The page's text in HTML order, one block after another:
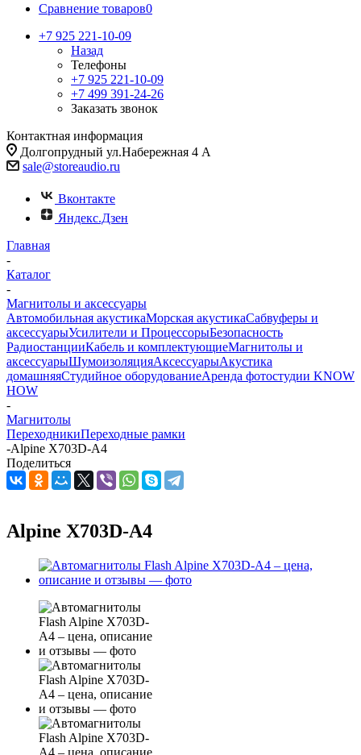
Сравнение товаров0
+7 925 221-10-09
Назад
Телефоны
+7 925 221-10-09
+7 499 391-24-26
Заказать звонок
Контактная информация
Долгопрудный ул.Набережная 4 А
sale@storeaudio.ru
Вконтакте
Яндекс.Дзен
Главная
-
Каталог
-
Магнитолы и аксессуары
Автомобильная акустикаМорская акустикаСабвуферы и
аксессуарыУсилители и ПроцессорыБезопасность
РадиостанцииКабель и комплектующиеМагнитолы и
аксессуарыШумоизоляцияАксессуарыАкустика
домашняяСтудийное оборудованиеАренда фотостудии KNOW
HOW
-
Магнитолы
ПереходникиПереходные рамки
-Alpine X703D-A4
Поделиться
Alpine X703D-A4